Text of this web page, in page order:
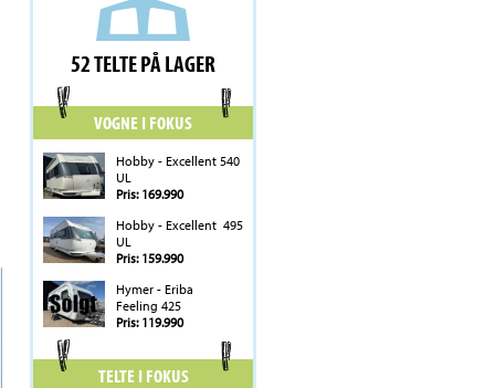
52 TELTE PÅ LAGER
VOGNE I FOKUS
Hobby - Excellent 540
UL
Pris: 169.990
Hobby - Excellent 495
UL
Pris: 159.990
Hymer - Eriba
Feeling 425
Pris: 119.990
TELTE I FOKUS